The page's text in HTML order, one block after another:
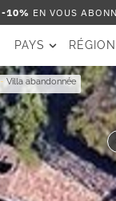
-10% EN VOUS
PAYS RÉGION
-Villa abandonnée